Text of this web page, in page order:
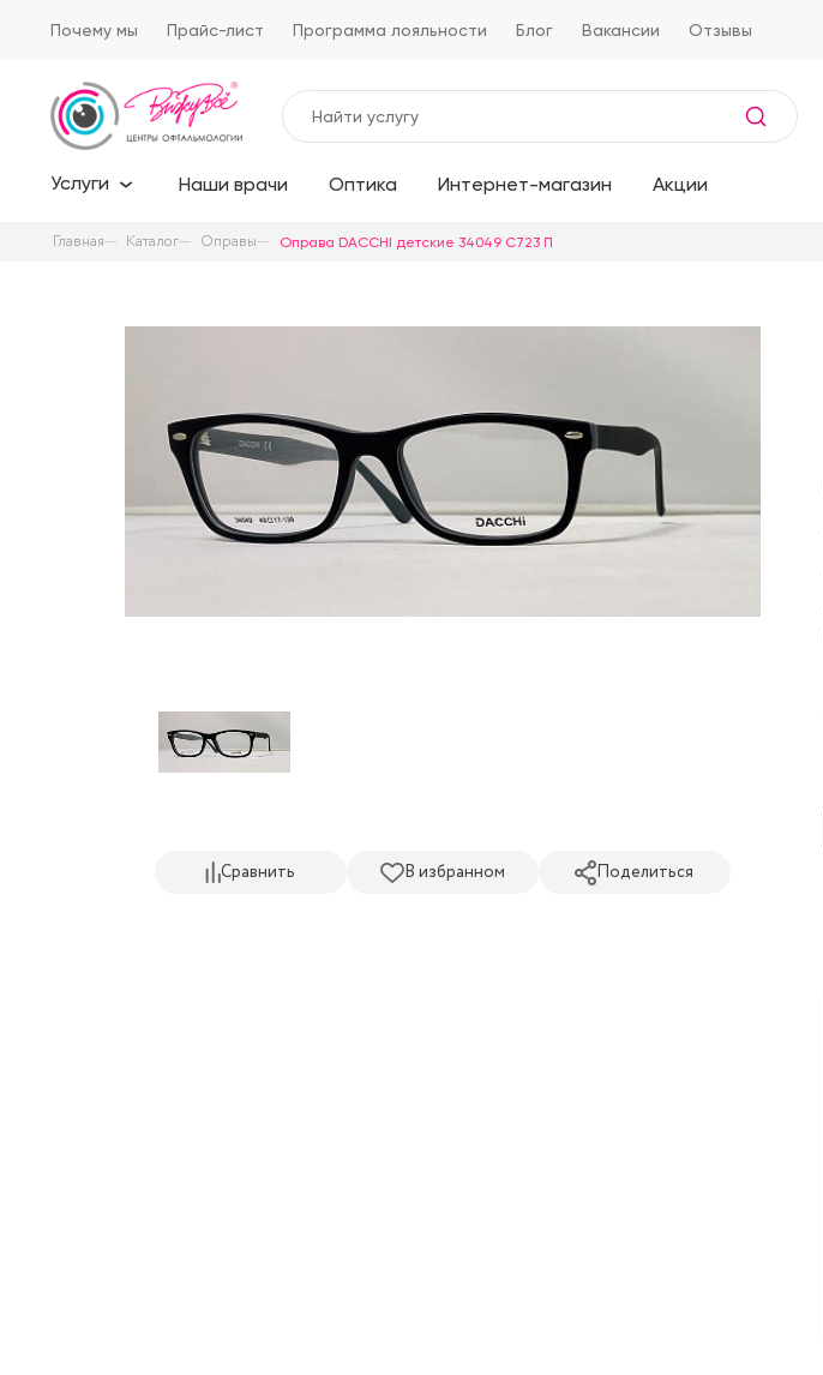
Почему мы Прайс-лист Программа лояльности Блог Вакансии Отзывы
Услуги Наши врачи Оптика Интернет-магазин Акции
Главная Каталог Оправы Оправа DACCHI детские 34049 C723 П
Сравнить В избранном Поделиться